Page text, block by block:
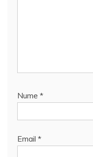
Nume *
Email *